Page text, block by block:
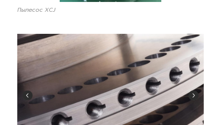
Пылесос XCJ